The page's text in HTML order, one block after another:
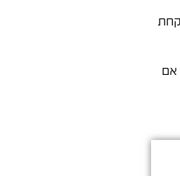
ובאזור. אם